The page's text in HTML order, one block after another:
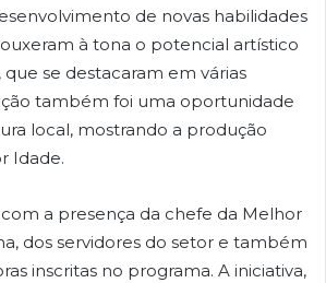
de novas habilidades
à tona o potencial artístico
se destacaram em várias
também foi uma oportunidade
local, mostrando a produção
Idade.
a presença da chefe da Melhor
dos servidores do setor e também
inscritas no programa. A iniciativa,